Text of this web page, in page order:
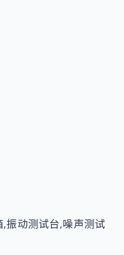
振动测试台,噪声测试